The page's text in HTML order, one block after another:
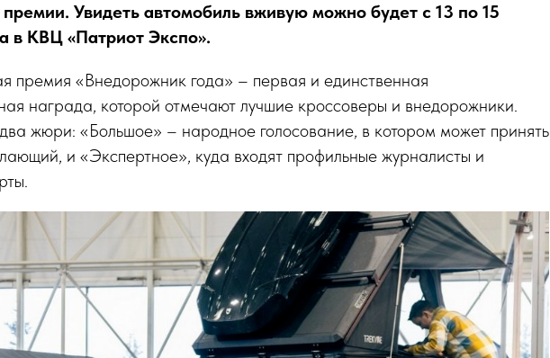
Увидеть автомобиль вживую можно будет с 13 по 15
в КВЦ «Патриот Экспо».
премия «Внедорожник года» – первая и единственная
награда, которой отмечают лучшие кроссоверы и внедорожники.
жюри: «Большое» – народное голосование, в котором может принять
и «Экспертное», куда входят профильные журналисты и